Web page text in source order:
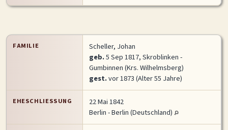
FAMILIE
Scheller, Johan
geb.5 Sep 1817, Skroblinken -
Gumbinnen (Krs. Wilhelmsberg)
gest.vor 1873 (Alter 55 Jahre)
EHESCHLIESSUNG
22 Mai 1842
Berlin - Berlin (Deutschland)